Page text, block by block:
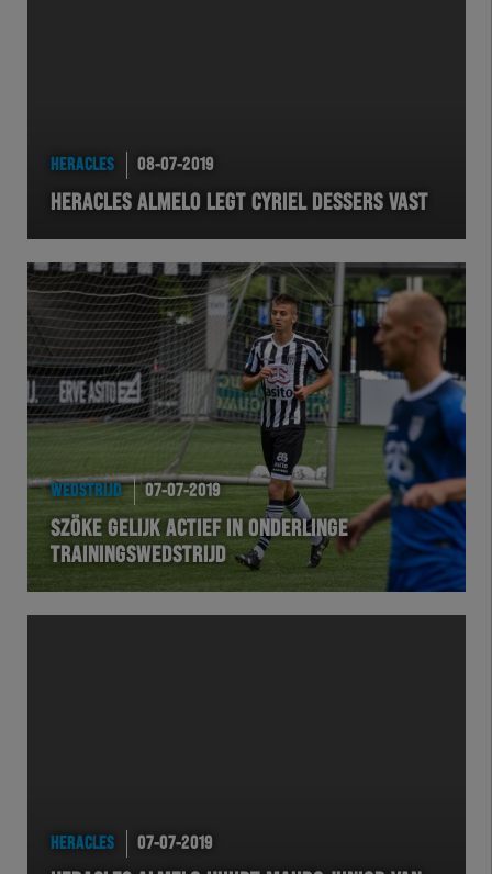
HERACLES 08-07-2019
HERACLES ALMELO LEGT CYRIEL DESSERS VAST
WEDSTRIJD 07-07-2019
SZÖKE GELIJK ACTIEF IN ONDERLINGE
TRAININGSWEDSTRIJD
HERACLES 07-07-2019